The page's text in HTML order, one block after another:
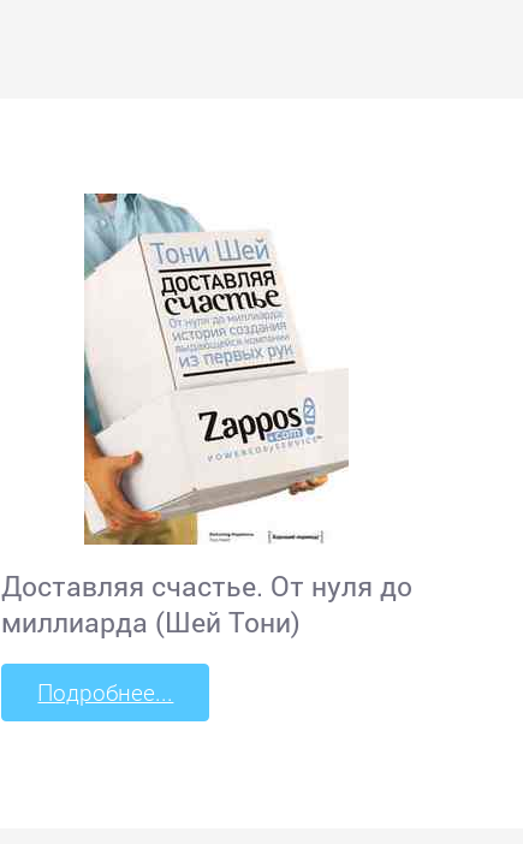
Доставляя счастье. От нуля до
миллиарда (Шей Тони)
Подробнее...